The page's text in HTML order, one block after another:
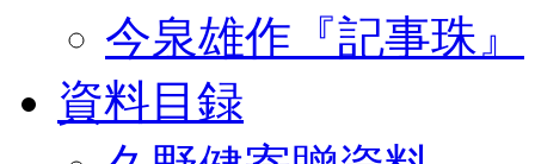
今泉雄作『記事珠』
資料目録